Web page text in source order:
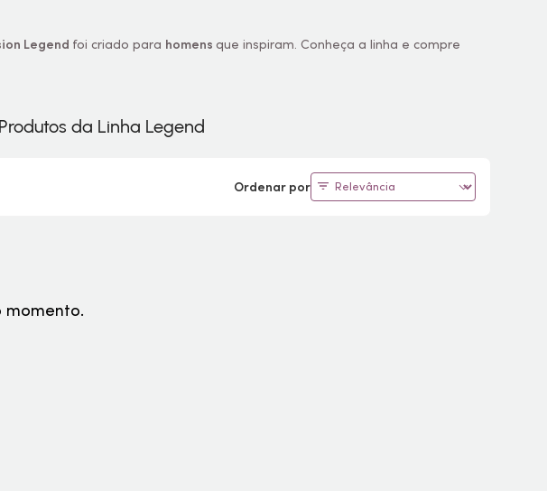
Legend foi criado para homensque inspiram. Conheça a linha e compre
da Linha Legend
Ordenar por
momento.